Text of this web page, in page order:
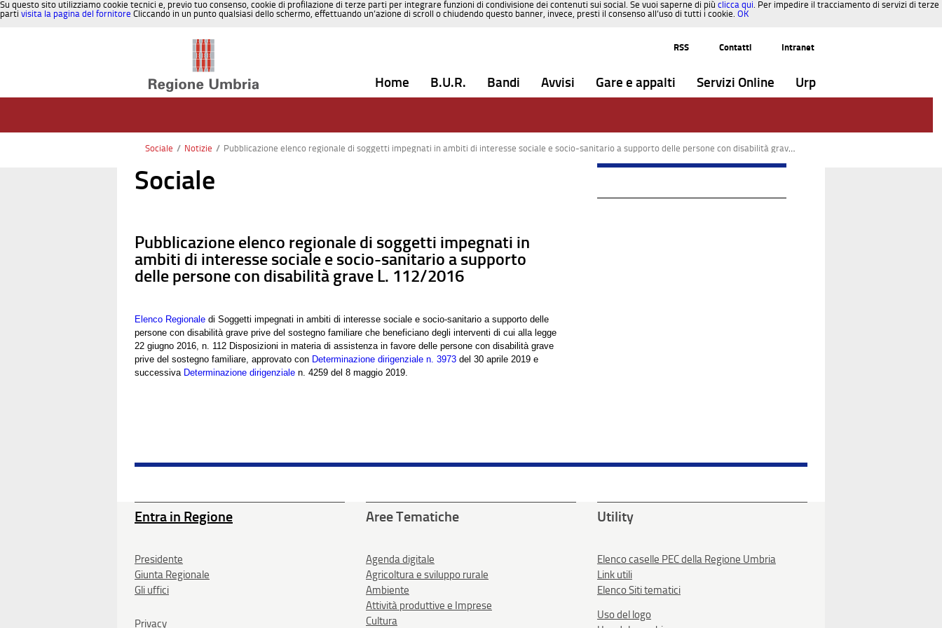
Su questo sito utilizziamo cookie tecnici e, previo tuo consenso, cookie di profilazione di terze parti per integrare funzioni di condivisione dei contenuti sui social. Se vuoi saperne di più clicca qui. Per impedire il tracciamento di servizi di terze
parti visita la pagina del fornitore Cliccando in un punto qualsiasi dello schermo, effettuando un’azione di scroll o chiudendo questo banner, invece, presti il consenso all’uso di tutti i cookie. OK
RSS
Contatti Intranet
Home B.U.R. Bandi Avvisi Gare e appalti Servizi Online Urp
Sociale / Notizie / Pubblicazione elenco regionale di soggetti impegnati in ambiti di interesse sociale e socio-sanitario a supporto delle persone con disabilità grave L. 112/2016
Sociale
Pubblicazione elenco regionale di soggetti impegnati in
ambiti di interesse sociale e socio-sanitario a supporto
delle persone con disabilità grave L. 112/2016
Elenco Regionale di Soggetti impegnati in ambiti di interesse sociale e socio-sanitario a supporto delle
persone con disabilità grave prive del sostegno familiare che beneficiano degli interventi di cui alla legge
22 giugno 2016, n. 112 Disposizioni in materia di assistenza in favore delle persone con disabilità grave
prive del sostegno familiare, approvato con Determinazione dirigenziale n. 3973 del 30 aprile 2019 e
successiva Determinazione dirigenziale n. 4259 del 8 maggio 2019.
Entra in Regione
Presidente
Giunta Regionale
Gli uffici
Privacy
Aree Tematiche
Agenda digitale
Agricoltura e sviluppo rurale
Ambiente
Attività produttive e Imprese
Cultura
Utility
Elenco caselle PEC della Regione Umbria
Link utili
Elenco Siti tematici
Uso del logo